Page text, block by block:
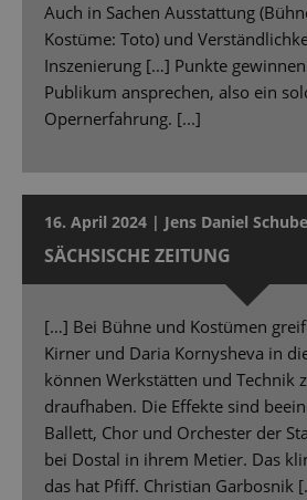
Auch in Sachen Ausstattung
Kostüme: Toto) und
Inszenierung […] Punkte
Publikum ansprechen, also ein
Opernerfahrung. [...]
16. April 2024 | Jens Daniel
SÄCHSISCHE ZEITUNG
[…] Bei Bühne und Kostümen
Kirner und Daria Kornysheva in
können Werkstätten und Technik
draufhaben. Die Effekte sind
Ballett, Chor und Orchester der
bei Dostal in ihrem Metier. Das
das hat Pfiff. Christian Garbosnik